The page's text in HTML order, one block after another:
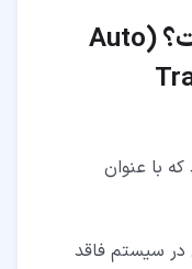
(
Auto
با عنوان
در سیستم فاقد